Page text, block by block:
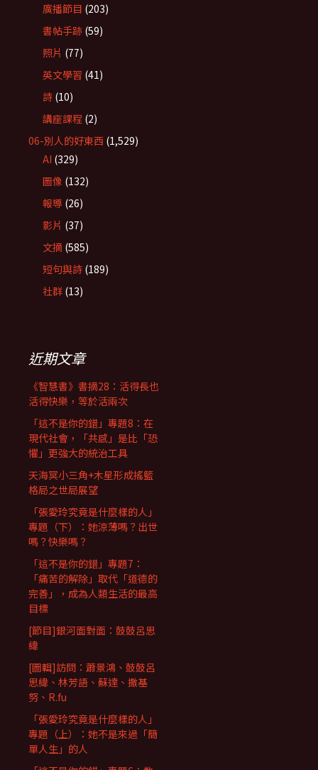
廣播節目 (203)
書帖手跡 (59)
照片 (77)
英文學習 (41)
詩 (10)
講座課程 (2)
06-別人的好東西 (1,529)
AI (329)
圖像 (132)
報導 (26)
影片 (37)
文摘 (585)
短句與詩 (189)
社群 (13)
近期文章
《智慧書》書摘28：活得長也
活得快樂，等於活兩次
「這不是你的錯」專題8：在
現代社會，「共感」是比「恐
懼」更強大的統治工具
天海冥小三角+木星形成搖籃
格局之世局展望
「張愛玲究竟是什麼樣的人」
專題（下）：她涼薄嗎？出世
嗎？快樂嗎？
「這不是你的錯」專題7：
「痛苦的解除」取代「道德的
完善」，成為人類生活的最高
目標
[節目]銀河面對面：鼓鼓呂思
緯
[圖輯]訪問：蕭景鴻、鼓鼓呂
思緯、林芳語、蘇達、撒基
努、R.fu
「張愛玲究竟是什麼樣的人」
專題（上）：她不是來過「簡
單人生」的人